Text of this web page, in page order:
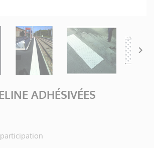

ADHÉSIVÉES